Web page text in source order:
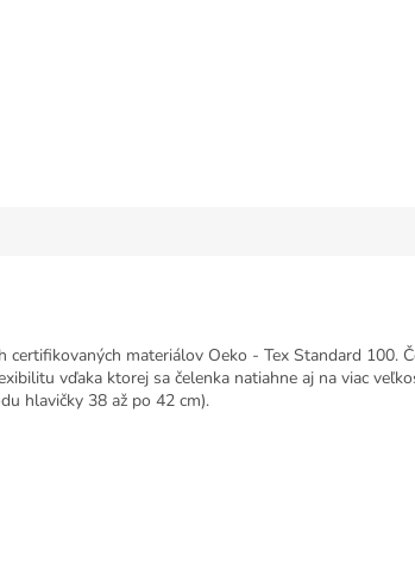
materiálov Oeko - Tex Standard 100.
vďaka ktorej sa čelenka natiahne aj na viac
hlavičky 38 až po 42 cm).